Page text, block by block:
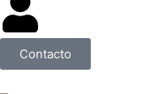
Contacto